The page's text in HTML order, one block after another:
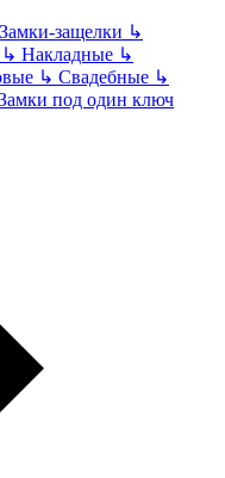
Замки-защелки ↳
↳ Накладные ↳
↳ Свадебные ↳
под один ключ